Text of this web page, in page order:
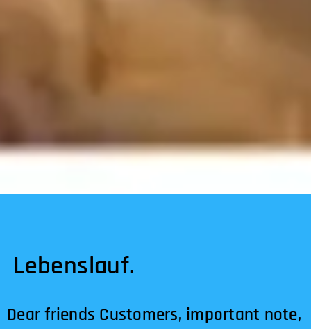
Lebenslauf.
Dear friends Customers, important note,